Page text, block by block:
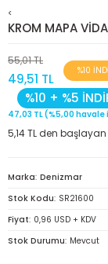
<
KROM MAPA
55,01 TL
49,51 TL
%10
%10 + %5
47,03 TL (%5,00
5,14 TL den
Marka Denizmar
Stok Kodu SR21600
Fiyat 0,96 USD + KDV
Stok Durumu Mevcut